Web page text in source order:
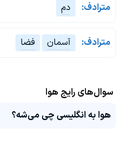
مترادف: دم
مترادف: آسمان فضا
سوال‌های رایج هوا
هوا به انگلیسی چی می‌شه؟